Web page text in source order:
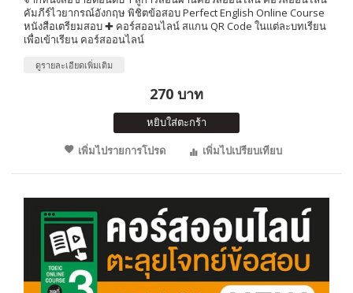
คัมภีร์ไวยากรณ์อังกฤษ พิชิตข้อสอบ Perfect English Online Course
หนังสือเตรียมสอบ ✚ คอร์สออนไลน์ สแกน QR Code ในแต่ละบทเรียน
เพื่อเข้าเรียน คอร์สออนไลน์
ดูรายละเอียดเพิ่มเติม
270 บาท
หยิบใส่ตะกร้า
เพิ่มไปรายการโปรด
เพิ่มไปเปรียบเทียบ